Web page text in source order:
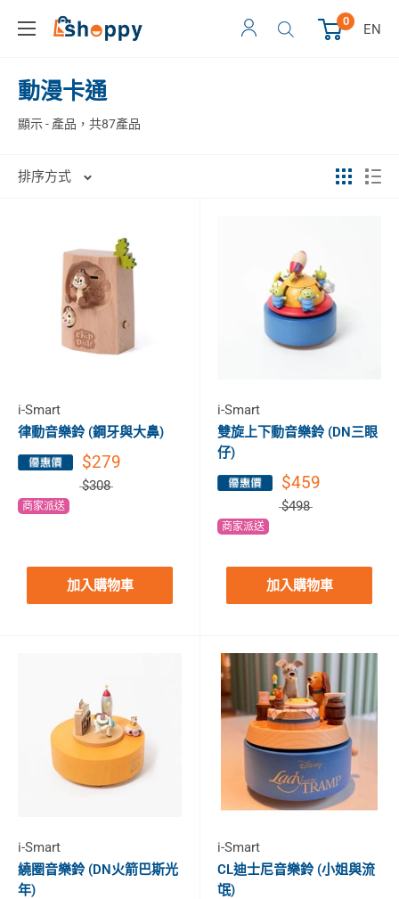
0
EN
動漫卡通
顯示 - 產品，共87產品
排序方式
i-Smart
律動音樂鈴 (鋼牙與大鼻)
$279
$308
商家派送
加入購物車
i-Smart
雙旋上下動音樂鈴 (DN三眼
仔)
$459
$498
商家派送
加入購物車
i-Smart
繞圈音樂鈴 (DN火箭巴斯光
年)
i-Smart
CL迪士尼音樂鈴 (小姐與流
氓)